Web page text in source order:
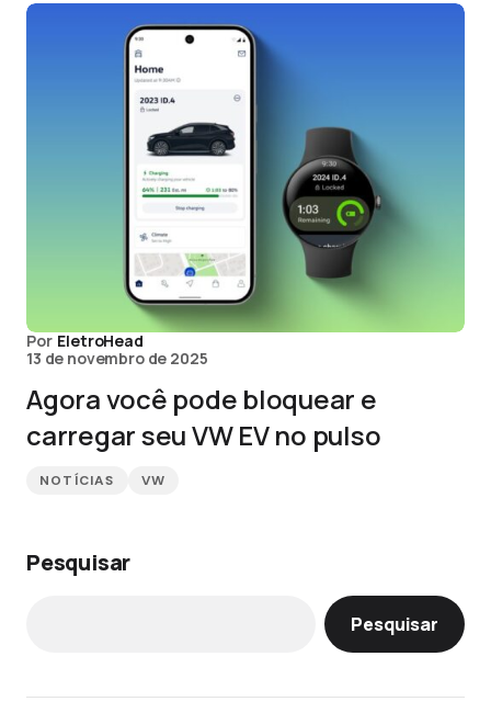
Por EletroHead
13 de novembro de 2025
Agora você pode bloquear e
carregar seu VW EV no pulso
NOTÍCIAS VW
Pesquisar
Pesquisar